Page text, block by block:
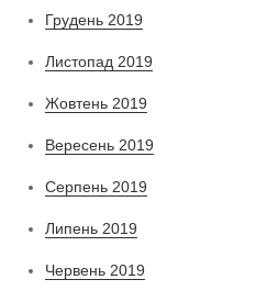
Грудень 2019
Листопад 2019
Жовтень 2019
Вересень 2019
Серпень 2019
Липень 2019
Червень 2019